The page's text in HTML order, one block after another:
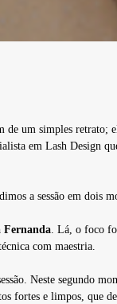
um simples retrato;
em Lash Design
a sessão em dois
Fernanda. Lá, o foco
com maestria.
Neste segundo
e limpos, que